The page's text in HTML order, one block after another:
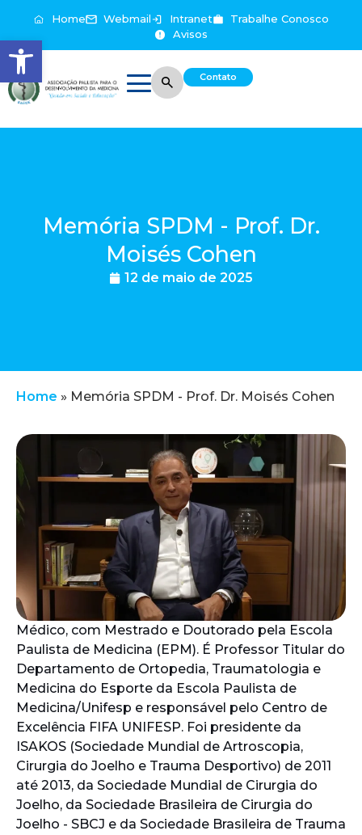
Abrir a barra de ferramentas
Home Webmail Intranet
Trabalhe Conosco
Avisos
Contato
Memória SPDM - Prof. Dr.
Moisés Cohen
12 de maio de 2025
Home » Memória SPDM - Prof. Dr. Moisés Cohen
Médico, com Mestrado e Doutorado pela Escola
Paulista de Medicina (EPM). É Professor Titular do
Departamento de Ortopedia, Traumatologia e
Medicina do Esporte da Escola Paulista de
Medicina/Unifesp e responsável pelo Centro de
Excelência FIFA UNIFESP. Foi presidente da
ISAKOS (Sociedade Mundial de Artroscopia,
Cirurgia do Joelho e Trauma Desportivo) de 2011
até 2013, da Sociedade Mundial de Cirurgia do
Joelho, da Sociedade Brasileira de Cirurgia do
Joelho - SBCJ e da Sociedade Brasileira de Trauma